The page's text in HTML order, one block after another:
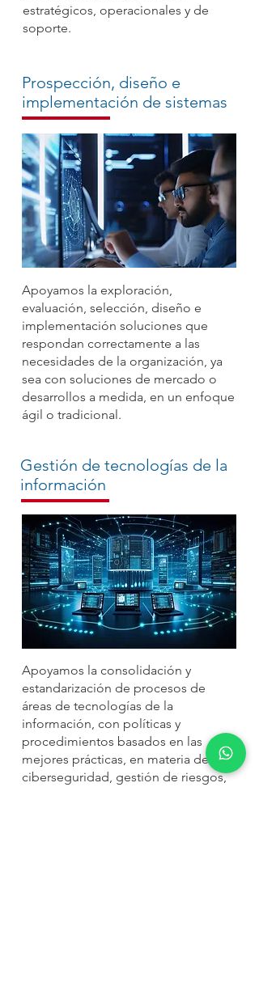
estratégicos, operacionales y de
soporte.
Prospección, diseño e
implementación de sistemas
Apoyamos la exploración,
evaluación, selección, diseño e
implementación soluciones que
respondan correctamente a las
necesidades de la organización, ya
sea con soluciones de mercado o
desarrollos a medida, en un enfoque
ágil o tradicional.
Gestión de tecnologías de la
información
Apoyamos la consolidación y
estandarización de procesos de
áreas de tecnologías de la
información, con políticas y
procedimientos basados en las
mejores prácticas, en materia de
ciberseguridad, gestión de riesgos,